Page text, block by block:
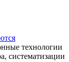
технологии
систематизации